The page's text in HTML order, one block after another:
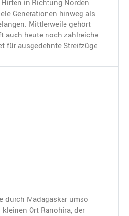
in Richtung Norden
Generationen hinweg als
Mittlerweile gehört
auch heute noch zahlreiche
für ausgedehnte Streifzüge
durch Madagaskar umso
Ort Ranohira, der